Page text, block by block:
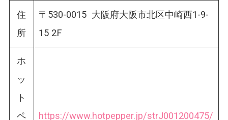
住
所
〒530-0015 大阪府大阪市北区中崎西1-9-
15 2F
ホ
ッ
ト
ペ
https://www.hotpepper.jp/strJ001200475/